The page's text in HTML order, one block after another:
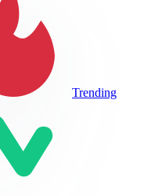
Trending